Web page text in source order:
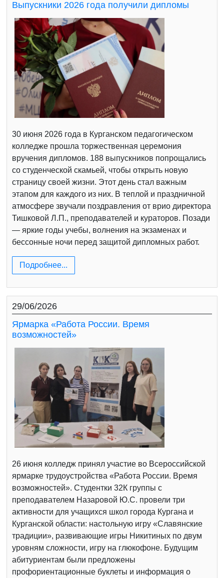
Выпускники 2026 года получили дипломы
30 июня 2026 года в Курганском педагогическом
колледже прошла торжественная церемония
вручения дипломов. 188 выпускников попрощались
со студенческой скамьей, чтобы открыть новую
страницу своей жизни. Этот день стал важным
этапом для каждого из них. В теплой и праздничной
атмосфере звучали поздравления от врио директора
Тишковой Л.П., преподавателей и кураторов. Позади
— яркие годы учебы, волнения на экзаменах и
бессонные ночи перед защитой дипломных работ.
Подробнее...
29/06/2026
Ярмарка «Работа России. Время
возможностей»
26 июня колледж принял участие во Всероссийской
ярмарке трудоустройства «Работа России. Время
возможностей». Студентки 32К группы с
преподавателем Назаровой Ю.С. провели три
активности для учащихся школ города Кургана и
Курганской области: настольную игру «Славянские
традиции», развивающие игры Никитиных по двум
уровням сложности, игру на глюкофоне. Будущим
абитуриентам были предложены
профориентационные буклеты и информация о